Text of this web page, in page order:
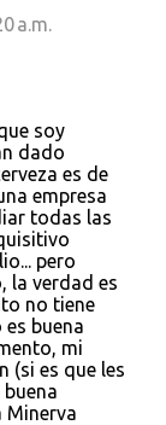
a.m.
soy
dado
es de
empresa
todas las
pero
la verdad es
no tiene
buena
mi
(si es que les
Minerva